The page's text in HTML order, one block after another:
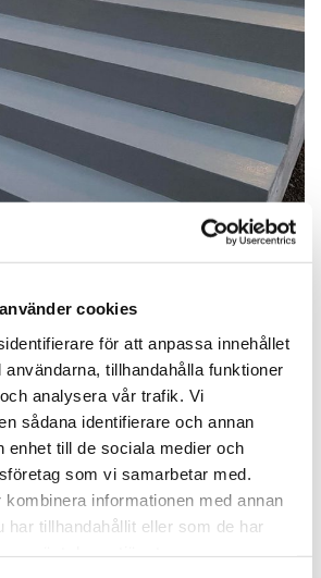
cookies
för att anpassa innehållet
tillhandahålla funktioner
analysera vår trafik. Vi
sådana identifierare och annan
enhet till de sociala medier och
som vi samarbetar med.
informationen med annan
har tillhandahållit eller som de har